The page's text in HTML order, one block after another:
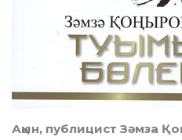
Ақын, публицист Зәмза